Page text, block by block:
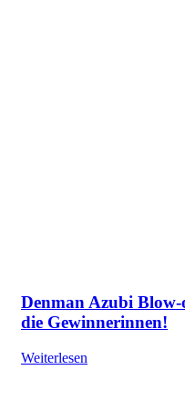
Denman Azubi Blow-
die Gewinnerinnen!
Weiterlesen